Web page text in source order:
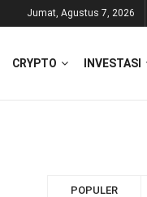
Jumat, Agustus 7, 2026
CRYPTO INVESTASI
POPULER